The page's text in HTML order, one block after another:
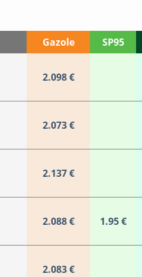
Gazole SP95
2.098 €
2.073 €
2.137 €
2.088 € 1.95 €
2.083 €